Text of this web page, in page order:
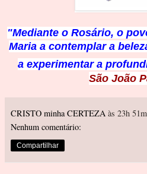
"Mediante o Rosário, o
Maria a contemplar a
a experimentar a
São João
CRISTO minha CERTEZA às 23h 51m
Nenhum comentário:
Compartilhar